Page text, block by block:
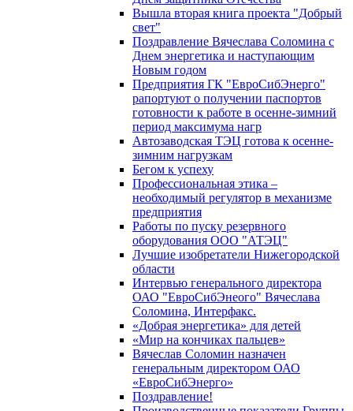
Вышла вторая книга проекта "Добрый
свет"
Поздравление Вячеслава Соломина с
Днем энергетика и наступающим
Новым годом
Предприятия ГК "ЕвроСибЭнерго"
рапортуют о получении паспортов
готовности к работе в осенне-зимний
период максимума нагр
Автозаводская ТЭЦ готова к осенне-
зимним нагрузкам
Бегом к успеху
Профессиональная этика –
необходимый регулятор в механизме
предприятия
Работы по пуску резервного
оборудования ООО "АТЭЦ"
Лучшие изобретатели Нижегородской
области
Интервью генерального директора
ОАО "ЕвроСибЭнеого" Вячеслава
Соломина, Интерфакс.
«Добрая энергетика» для детей
«Мир на кончиках пальцев»
Вячеслав Соломин назначен
генеральным директором ОАО
«ЕвроСибЭнерго»
Поздравление!